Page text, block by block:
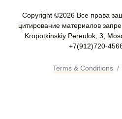
Copyright ©2026 Все права
цитирование материалов
Kropotkinskiy Pereulok, 3,
+7(912)720-
Terms & Conditions /